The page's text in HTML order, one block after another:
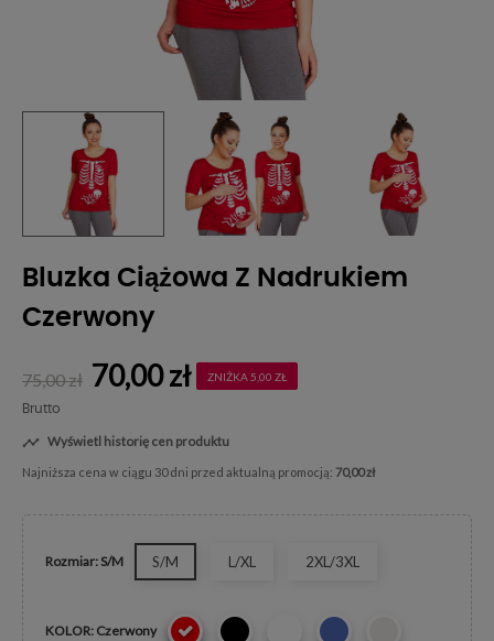
Bluzka Ciążowa Z Nadrukiem
Czerwony
75,00 zł 70,00 zł ZNIŻKA 5,00 ZŁ
Brutto
 Wyświetl historię cen produktu
Najniższa cena w ciągu 30 dni przed aktualną promocją: 70,00 zł
Rozmiar: S/M S/M L/XL 2XL/3XL
KOLOR: Czerwony